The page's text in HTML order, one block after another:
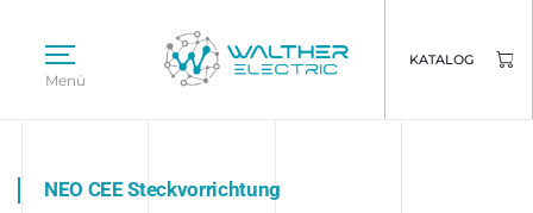
Menü
KATALOG
NEO CEE Steckvorrichtung